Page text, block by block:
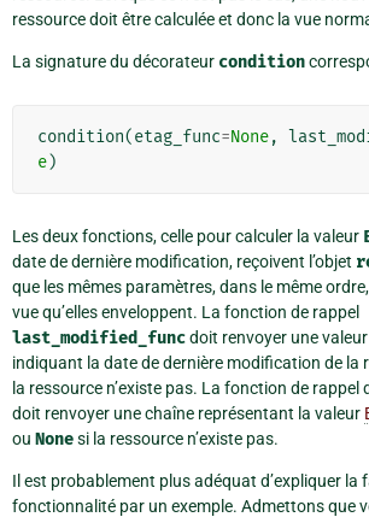
ressource doit être calculée et donc la vue
La signature du décorateur condition
condition(etag_func=None,
e)
Les deux fonctions, celle pour calculer la valeur
date de dernière modification, reçoivent l’objet
que les mêmes paramètres, dans le même
vue qu’elles enveloppent. La fonction de rappel
last_modified_funcdoit renvoyer une
indiquant la date de dernière modification de la
la ressource n’existe pas. La fonction de rappel
doit renvoyer une chaîne représentant la valeur
ou Nonesi la ressource n’existe pas.
Il est probablement plus adéquat d’expliquer la
fonctionnalité par un exemple. Admettons que